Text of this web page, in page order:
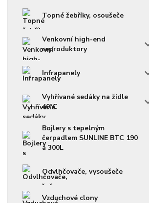
Topné žebříky, osoušeče
Venkovní high-end
reproduktory
Infrapanely
Vyhřívané sedáky na židle
40°C
Bojlery s tepelným
čerpadlem SUNLINE BTC 190
a 300L
Odvlhčovače, vysoušeče
Vzduchové clony